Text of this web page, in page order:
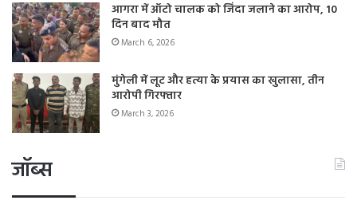
आगरा में ऑटो चालक को जिंदा जलाने का आरोप, 10
दिन बाद मौत
March 6, 2026
मुंगेली में लूट और हत्या के प्रयास का खुलासा, तीन
आरोपी गिरफ्तार
March 3, 2026
जॉब्स